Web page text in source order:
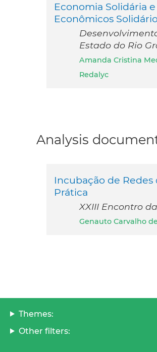
Economia Solidária
Econômicos
Estado do Rio
Amanda Cristina
Redalyc
Analysis
Incubação de Redes
Prática
XXIII Encontro
Genauto Carvalho
Themes:
Other filters: